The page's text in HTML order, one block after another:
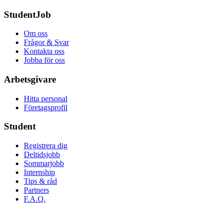
StudentJob
Om oss
Frågor & Svar
Kontakta oss
Jobba för oss
Arbetsgivare
Hitta personal
Företagsprofil
Student
Registrera dig
Deltidsjobb
Sommarjobb
Internship
Tips & råd
Partners
F.A.Q.